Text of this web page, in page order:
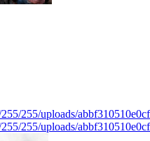
255/uploads/
255/uploads/